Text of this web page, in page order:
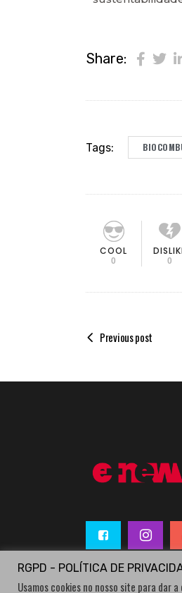
Share:
Tags:
COOL
0 0
Previous post
RGPD - POLÍTICA DE
Usamos cookies no nosso site para dar